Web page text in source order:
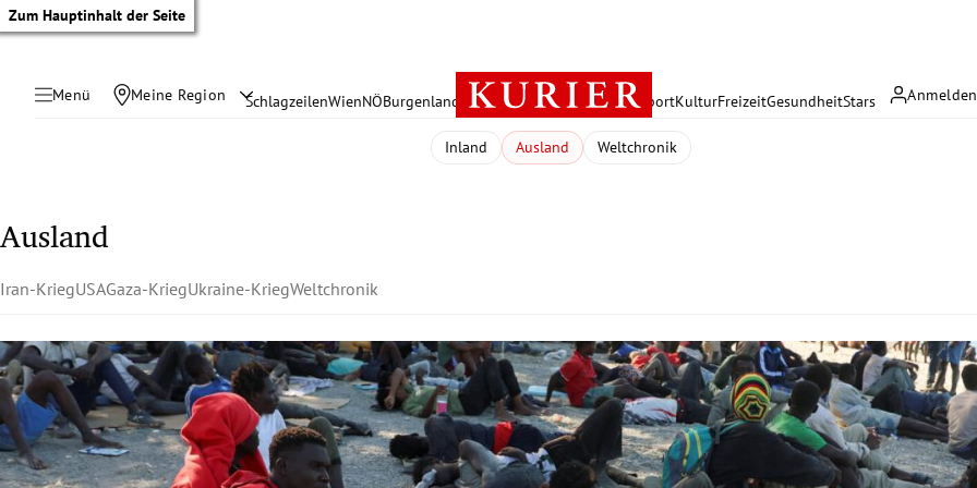
Zum Hauptinhalt der Seite
Menü Meine Region Anmelden
SchlagzeilenWienNÖBurgenland Österreich PolitikWirtschaft SportKulturFreizeitGesundheitStars
Untermenü
Untermenü
Inland Ausland Weltchronik
Ausland
Iran-KriegUSAGaza-KriegUkraine-KriegWeltchronik